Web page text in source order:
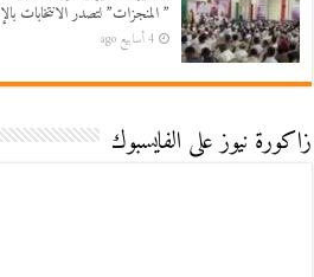
” المنجزات” لتصدر الانتخابات
4 أسابيع ago
زاكورة نيوز على الفايسبوك